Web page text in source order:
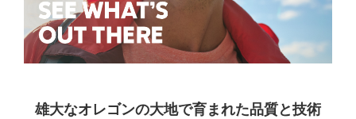
雄大なオレゴンの大地で育まれた品質と技術